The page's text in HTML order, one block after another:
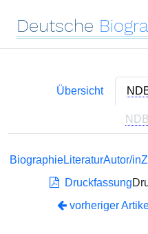
Deutsche
Übersicht
NDB
BiographieLiteraturAutor/in
Druckfassung
vorheriger